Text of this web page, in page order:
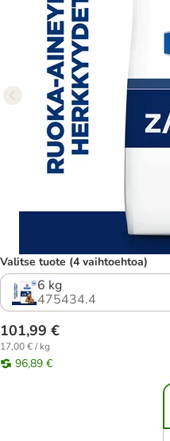
Valitse tuote (4 vaihtoehtoa)
6 kg
475434.4
101,99 €
17,00 € / kg
96,89 €